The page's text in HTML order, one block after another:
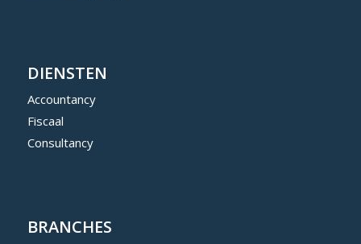
DIENSTEN
Accountancy
Fiscaal
Consultancy
BRANCHES